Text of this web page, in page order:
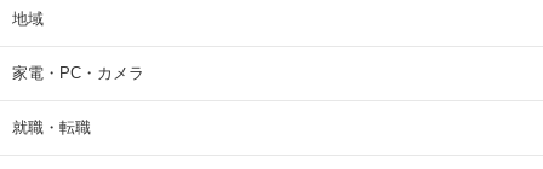
地域
家電・PC・カメラ
就職・転職